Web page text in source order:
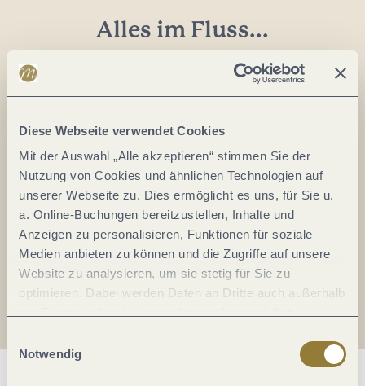
Diese Webseite verwendet Cookies
Mit der Auswahl „Alle akzeptieren“ stimmen Sie der
Nutzung von Cookies und ähnlichen Technologien auf
unserer Webseite zu. Dies ermöglicht es uns, für Sie u.
a. Online-Buchungen bereitzustellen, Inhalte und
Anzeigen zu personalisieren, Funktionen für soziale
Medien anbieten zu können und die Zugriffe auf unsere
Website zu analysieren, um sie stetig für Sie zu
optimieren. Dabei werden Daten an Dritte auch außerhalb
jederzeit widerrufen werden. Mit der Auswahl "Alle
ablehnen" kann es zu Beeinträchtigungen in der Nutzung
Notwendig
Alles im Fluss...
Mosel im Abo: Mit unserem Newsletter
keine Neuigkeiten mehr verpassen!
E-
Adresse:
*
Ich erkläre mich mit derDatenschutzerklärung
einverstanden.
Auch den Mosel-Podcast gibt's im Abo...
Jetzt reinhören!